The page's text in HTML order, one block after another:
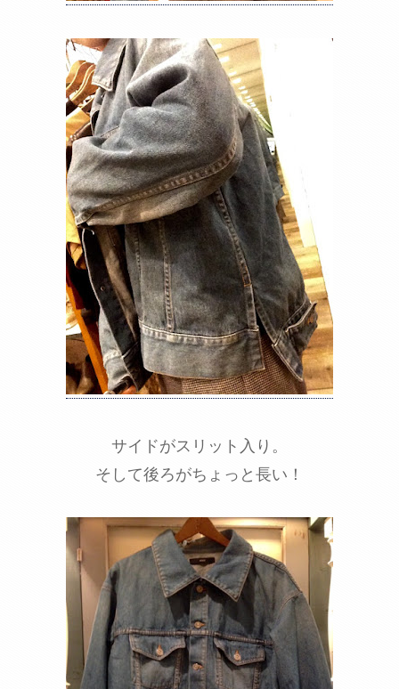
サイドがスリット入り。
そして後ろがちょっと長い！